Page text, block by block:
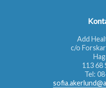
Add
c/o
113 68
Tel: